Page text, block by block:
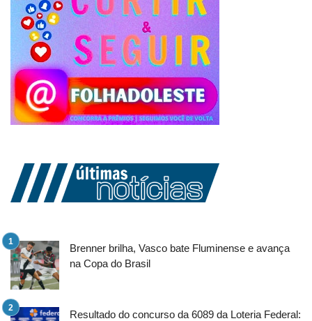
Brenner brilha, Vasco bate Fluminense e avança
na Copa do Brasil
Resultado do concurso da 6089 da Loteria Federal: